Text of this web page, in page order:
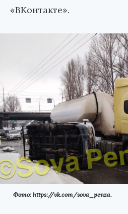
«ВКонтакте».
Фото: https://vk.com/sova_penza.